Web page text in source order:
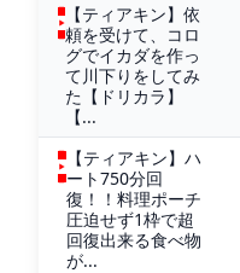
【ティアキン】依
頼を受けて、コロ
グでイカダを作っ
て川下りをしてみ
た【ドリカラ】
【...
【ティアキン】ハ
ート750分回
復！！料理ポーチ
圧迫せず1枠で超
回復出来る食べ物
が...